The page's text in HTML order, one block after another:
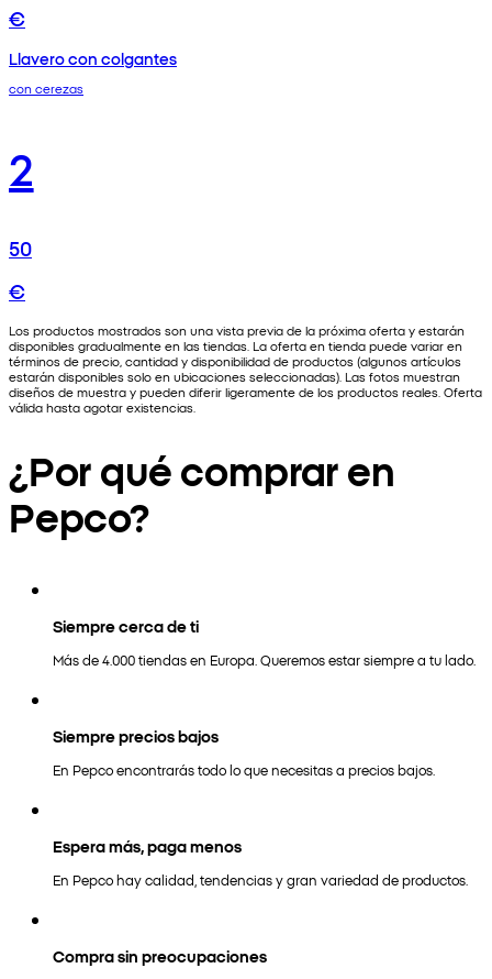
€
Llavero con colgantes
con cerezas
2
50
€
Los productos mostrados son una vista previa de la próxima oferta y estarán
disponibles gradualmente en las tiendas. La oferta en tienda puede variar en
términos de precio, cantidad y disponibilidad de productos (algunos artículos
estarán disponibles solo en ubicaciones seleccionadas). Las fotos muestran
diseños de muestra y pueden diferir ligeramente de los productos reales. Oferta
válida hasta agotar existencias.
¿Por qué comprar en
Pepco?
Siempre cerca de ti
Más de 4.000 tiendas en Europa. Queremos estar siempre a tu lado.
Siempre precios bajos
En Pepco encontrarás todo lo que necesitas a precios bajos.
Espera más, paga menos
En Pepco hay calidad, tendencias y gran variedad de productos.
Compra sin preocupaciones